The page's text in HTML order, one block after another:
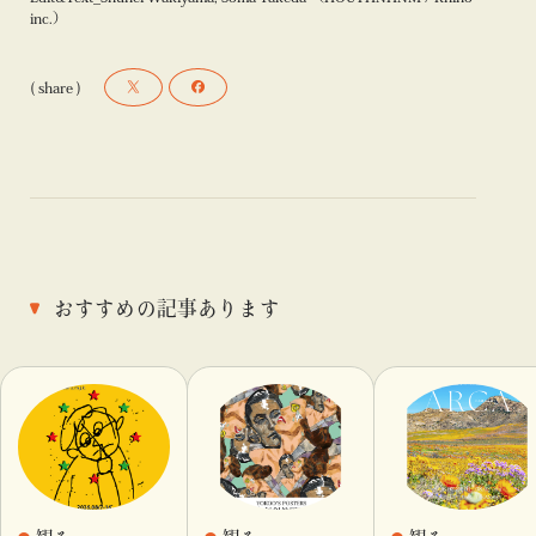
inc.）
( share )
おすすめの記事あります